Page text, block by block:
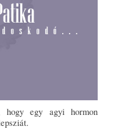
egy agyi hormon